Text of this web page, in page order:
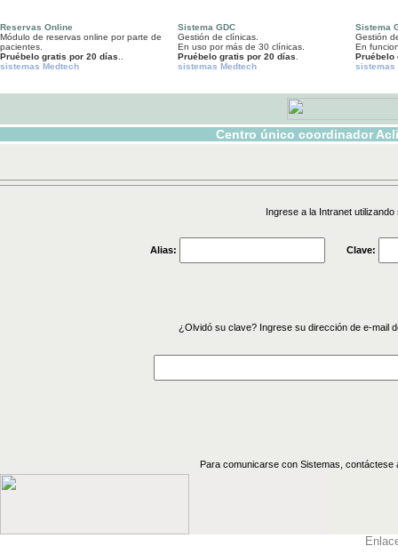
Reservas Online
Módulo de reservas online por parte de
pacientes.
Pruébelo gratis por 20 días
sistemas Medtech
Sistema GDC
Gestión de clínicas.
En uso por más de 30 clínicas.
Pruébelo gratis por 20 días
sistemas Medtech
Sistema
Gestión
En
Pruébelo
sistemas
Centro único coordinador
Ingrese a la Intranet
Alias: Clave:
¿Olvidó su clave? Ingrese su dirección de e-mail
Para comunicarse con Sistemas, contáctese